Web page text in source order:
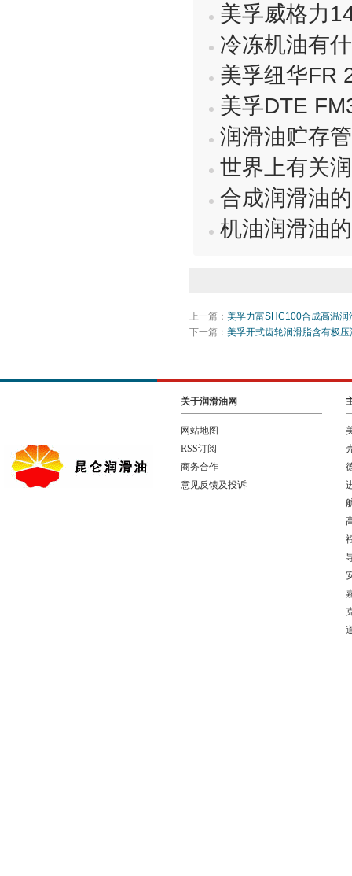
美孚威格力1405
冷冻机油有
美孚纽华FR
美孚DTE
润滑油贮存
世界上有关
合成润滑油
机油润滑油
上一篇： 美孚力富SHC100合成高温润
下一篇： 美孚开式齿轮润滑脂含有极
关于润滑油网
网站地图
RSS订阅
商务合作
意见反馈及投诉